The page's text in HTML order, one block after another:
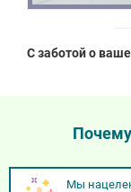
С заботой о
Мы